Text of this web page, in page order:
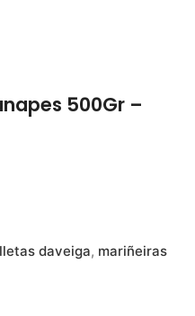
500Gr –
daveiga, mariñeiras